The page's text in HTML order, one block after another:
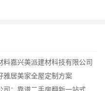
料嘉兴美派建材科技有限公司
雅居美家全屋定制方案